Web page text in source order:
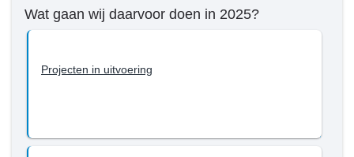
Wat gaan wij daarvoor doen in 2025?
Projecten in uitvoering